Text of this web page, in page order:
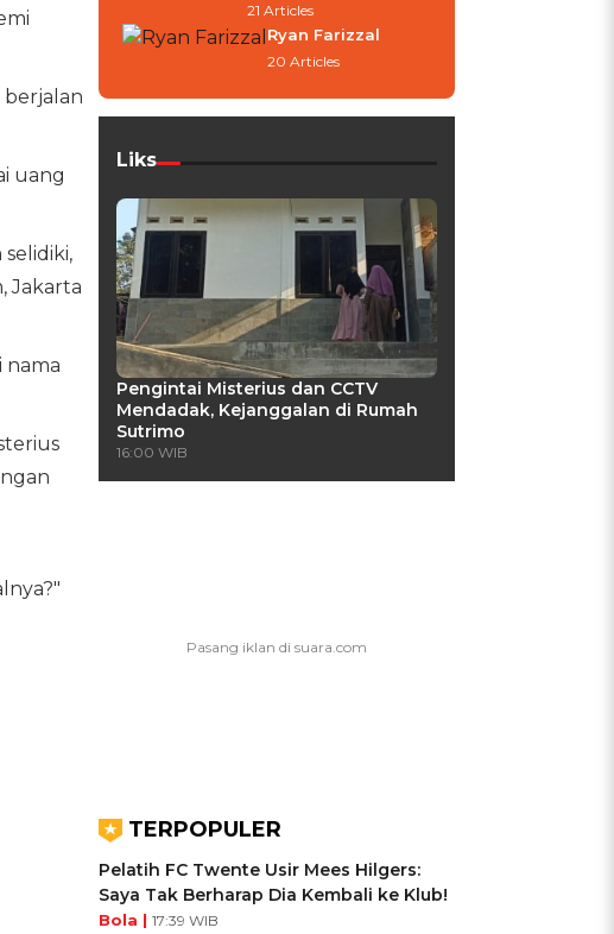
berjalan
uang
Jakarta
nama
21 Articles
Ryan Farizzal
20 Articles
Liks
Pengintai Misterius dan CCTV
Mendadak, Kejanggalan di Rumah
Sutrimo
16:00 WIB
TERPOPULER
Pelatih FC Twente Usir Mees Hilgers:
Saya Tak Berharap Dia Kembali ke Klub!
Bola | 17:39 WIB